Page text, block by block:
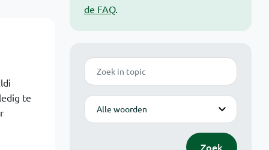
de FAQ.
Zoek
Modus
Zoek
te